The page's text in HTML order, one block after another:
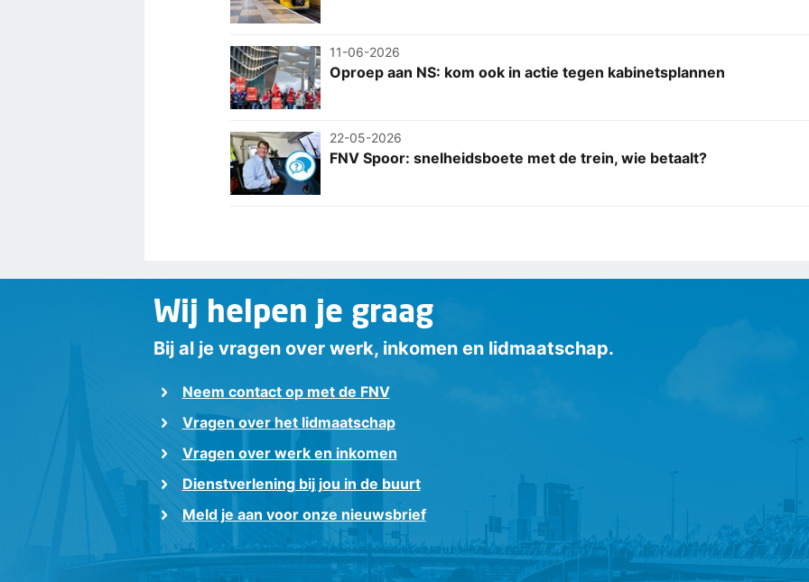
11-06-2026
Oproep aan NS: kom ook in actie tegen kabinetsplannen
22-05-2026
FNV Spoor: snelheidsboete met de trein, wie betaalt?
Wij helpen je graag
Bij al je vragen over werk, inkomen en lidmaatschap.
Neem contact op met de FNV
Vragen over het lidmaatschap
Vragen over werk en inkomen
Dienstverlening bij jou in de buurt
Meld je aan voor onze nieuwsbrief